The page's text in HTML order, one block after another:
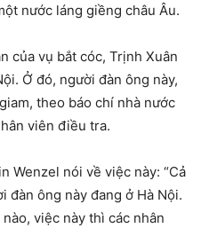
nước láng giềng châu Âu.
của vụ bắt cóc, Trịnh Xuân
Ở đó, người đàn ông này,
theo báo chí nhà nước
viên điều tra.
Wenzel nói về việc này: “Cả
đàn ông này đang ở Hà Nội.
việc này thì các nhân